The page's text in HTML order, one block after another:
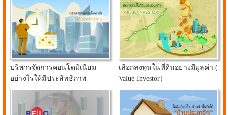
บริหารจัดการคอนโดมิเนียม
อย่างไรให้มีประสิทธิภาพ
เลือกลงทุนในที่ดินอย่างมีมูลค่า (
Value Investor)